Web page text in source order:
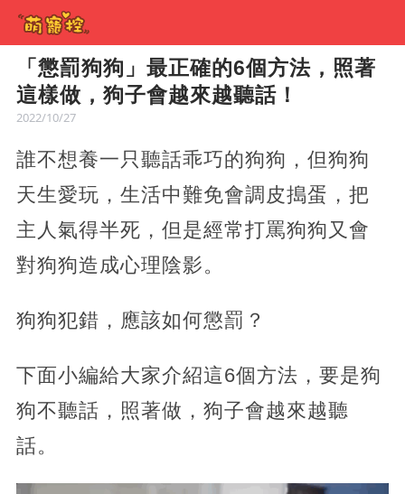
「懲罰狗狗」最正確的6個方法，照著
這樣做，狗子會越來越聽話！
2022/10/27
誰不想養一只聽話乖巧的狗狗，但狗狗
天生愛玩，生活中難免會調皮搗蛋，把
主人氣得半死，但是經常打罵狗狗又會
對狗狗造成心理陰影。
狗狗犯錯，應該如何懲罰？
下面小編給大家介紹這6個方法，要是狗
狗不聽話，照著做，狗子會越來越聽
話。